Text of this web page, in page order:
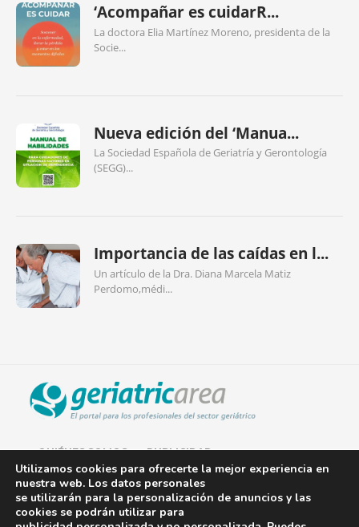
‘Acompañar es cuidarR...
La doctora Elia Martínez Moreno, presidenta de la
Socie...
Nueva edición del ‘Manua...
La Sociedad Española de Geriatría y Gerontología
(SEGG)...
Importancia de las caídas en l...
Un artículo de la Dra. Diana Marcela Matiz
Perdomo,médi...
QUIÉNES SOMOS PUBLICIDAD
AVISO LEGAL
POLÍTICA DE COOKIES
Utilizamos cookies para ofrecerte la mejor experiencia en
nuestra web. Los datos personales
se utilizarán para la personalización de anuncios y las
cookies se podrán utilizar para